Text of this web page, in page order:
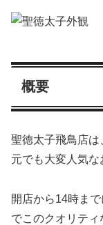
概要
聖徳太子飛鳥店
元でも大変人気な
開店から14時ま
でこのクオリテ